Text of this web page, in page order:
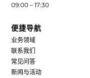
09:00 – 17:30
便捷导航
业务领域
联系我们
常见问答
新闻与活动